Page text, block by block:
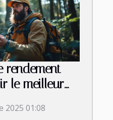
rendement
le meilleur
2025 01:08